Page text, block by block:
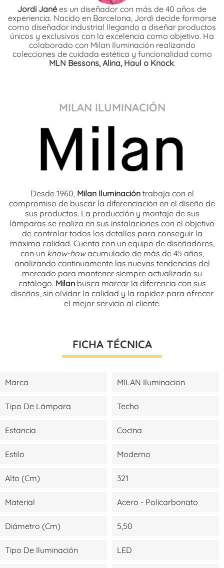
Jordi Jané es un diseñador con más de 40 años de
experiencia. Nacido en Barcelona, Jordi decide formarse
como diseñador industrial llegando a diseñar productos
únicos y exclusivos con la excelencia como objetivo. Ha
colaborado con Milan Iluminación realizando
colecciones de cuidada estética y funcionalidad como
MLN Bessons, Alina, Haul o Knock.
MILAN ILUMINACIÓN
Desde 1960, Milan Iluminacióntrabaja con el
compromiso de buscar la diferenciación en el diseño de
sus productos. La producción y montaje de sus
lámparas se realiza en sus instalaciones con el objetivo
de controlar todos los detalles para conseguir la
máxima calidad. Cuenta con un equipo de diseñadores,
con un know-howacumulado de más de 45 años,
analizando continuamente las nuevas tendencias del
mercado para mantener siempre actualizado su
catálogo. Milanbusca marcar la diferencia con sus
diseños, sin olvidar la calidad y la rapidez para ofrecer
el mejor servicio al cliente.
FICHA TÉCNICA
Marca MILAN Iluminacion
Tipo De Lámpara Techo
Estancia Cocina
Estilo Moderno
Alto (cm) 321
Material Acero - Policarbonato
Diámetro (cm) 5,50
Tipo De Iluminación LED